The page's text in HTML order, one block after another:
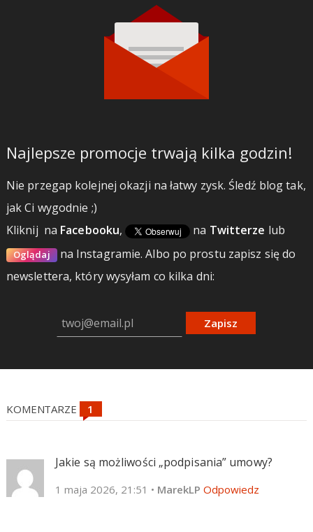
Najlepsze promocje trwają kilka godzin!
Nie przegap kolejnej okazji na łatwy zysk. Śledź blog tak,
jak Ci wygodnie ;)
Kliknij na Facebooku, na Twitterze lub
Oglądaj na Instagramie.Albo po prostu zapisz się do
newslettera, który wysyłam co kilka dni:
Zapisz
KOMENTARZE
Jakie są możliwości „podpisania” umowy?
1 maja 2026, 21:51 • MarekLP Odpowiedz